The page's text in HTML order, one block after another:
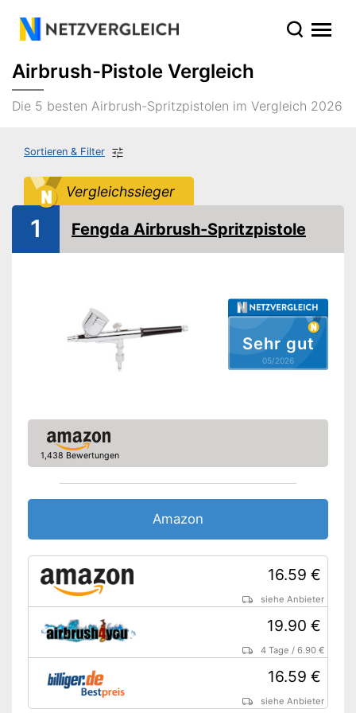
Airbrush-Pistole Vergleich
Die 5 besten Airbrush-Spritzpistolen im Vergleich 2026
Sortieren & Filter
Vergleichssieger
Sehr gut
05/2026
1 Fengda Airbrush-Spritzpistole
1,438 Bewertungen
Amazon
16.59 €
siehe Anbieter
19.90 €
4 Tage /6.90 €
16.59 €
siehe Anbieter